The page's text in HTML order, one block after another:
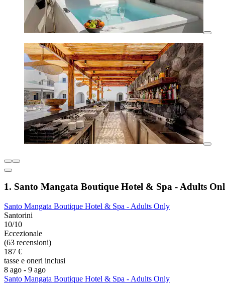
1. Santo Mangata Boutique Hotel & Spa - Adults
Santo Mangata Boutique Hotel & Spa - Adults Only
Santorini
10/10
Eccezionale
(63 recensioni)
187 €
tasse e oneri inclusi
8 ago - 9 ago
Santo Mangata Boutique Hotel & Spa - Adults Only